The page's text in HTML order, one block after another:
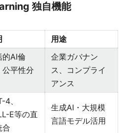
独自機能
用途
的AI倫
公平性分
企業ガバナン
ス、コンプライ
アンス
4、
E等の直
合
生成AI・大規模
言語モデル活用